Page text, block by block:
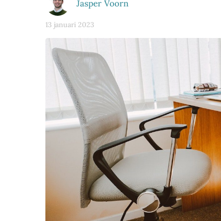
Jasper Voorn
13 januari 2023